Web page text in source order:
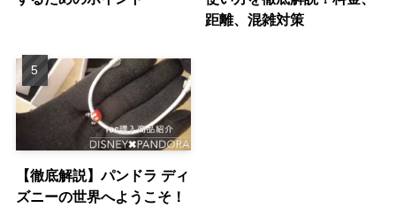
距離、混雑対策
【徹底解説】パンドラ ディ
ズニーの世界へようこそ！